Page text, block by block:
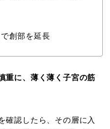
創部を延長
重に、薄く薄く子宮の筋
確認したら、その層に入